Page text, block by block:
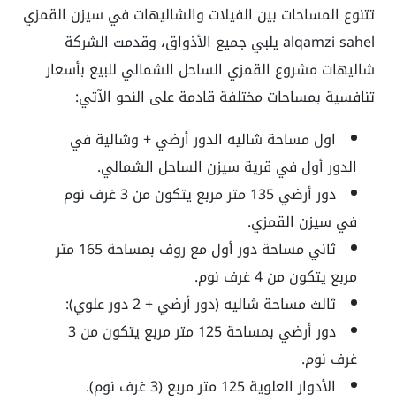
تتنوع المساحات بين الفيلات والشاليهات في سيزن القمزي
alqamzi sahel يلبي جميع الأذواق، وقدمت الشركة
شاليهات مشروع القمزي الساحل الشمالي للبيع بأسعار
تنافسية بمساحات مختلفة قادمة على النحو الآتي:
اول مساحة شاليه الدور أرضي + وشالية في
الدور أول في قرية سيزن الساحل الشمالي.
دور أرضي 135 متر مربع يتكون من 3 غرف نوم
في سيزن القمزي.
ثاني مساحة دور أول مع روف بمساحة 165 متر
مربع يتكون من 4 غرف نوم.
ثالث مساحة شاليه (دور أرضي + 2 دور علوي):
دور أرضي بمساحة 125 متر مربع يتكون من 3
غرف نوم.
الأدوار العلوية 125 متر مربع (3 غرف نوم).